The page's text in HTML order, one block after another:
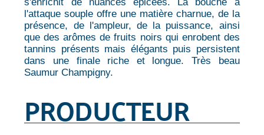
s'enrichit de nuances épicées. La bouche à
l'attaque souple offre une matière charnue, de la
présence, de l'ampleur, de la puissance, ainsi
que des arômes de fruits noirs qui enrobent des
tannins présents mais élégants puis persistent
dans une finale riche et longue. Très beau
Saumur Champigny.
PRODUCTEUR